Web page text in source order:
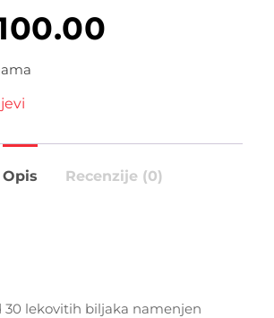
Opis Recenzije (0)
30 lekovitih biljaka namenjen